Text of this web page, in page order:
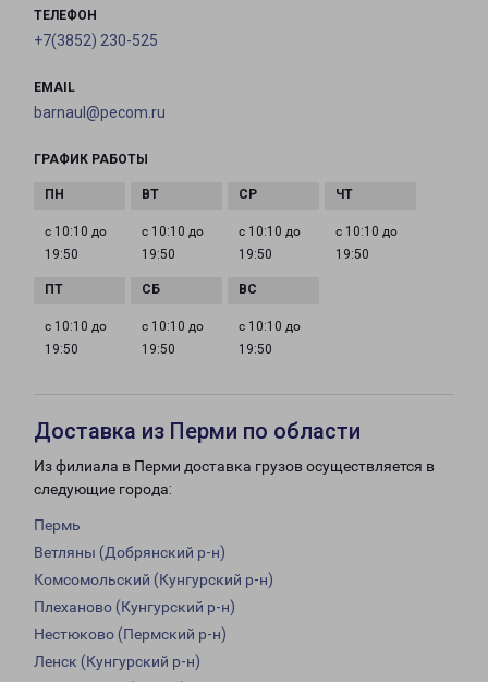
ТЕЛЕФОН
+7(3852) 230-525
EMAIL
barnaul@pecom.ru
ГРАФИК РАБОТЫ
с 10:10 до
19:50
с 10:10 до
19:50
с 10:10 до
19:50
с 10:10 до
19:50
с 10:10 до
19:50
с 10:10 до
19:50
с 10:10 до
19:50
Доставка из Перми по области
Из филиала в Перми доставка грузов осуществляется в
следующие города:
Пермь
Ветляны (Добрянский р-н)
Комсомольский (Кунгурский р-н)
Плеханово (Кунгурский р-н)
Нестюково (Пермский р-н)
Ленск (Кунгурский р-н)